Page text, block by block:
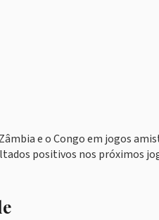
e o Congo em jogos
positivos nos próximos